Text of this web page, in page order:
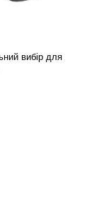
вибір для